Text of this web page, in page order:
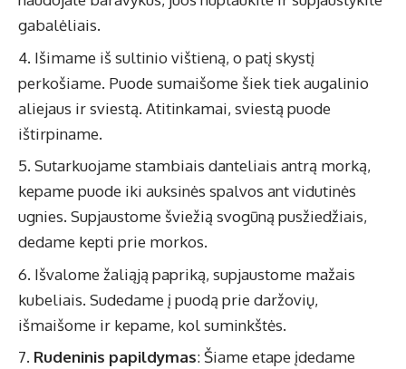
gabalėliais.
Išimame iš sultinio vištieną, o patį skystį
perkošiame. Puode sumaišome šiek tiek augalinio
aliejaus ir sviestą. Atitinkamai, sviestą puode
ištirpiname.
Sutarkuojame stambiais danteliais antrą morką,
kepame puode iki auksinės spalvos ant vidutinės
ugnies. Supjaustome šviežią svogūną pusžiedžiais,
dedame kepti prie morkos.
Išvalome žaliąją papriką, supjaustome mažais
kubeliais. Sudedame į puodą prie daržovių,
išmaišome ir kepame, kol suminkštės.
Rudeninis papildymas: Šiame etape įdedame